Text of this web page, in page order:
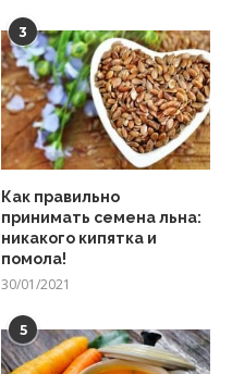
3
Как правильно
принимать семена льна:
никакого кипятка и
помола!
30/01/2021
5